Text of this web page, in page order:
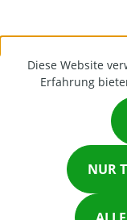
Chat on
Diese Website
Erfahrung
NUR